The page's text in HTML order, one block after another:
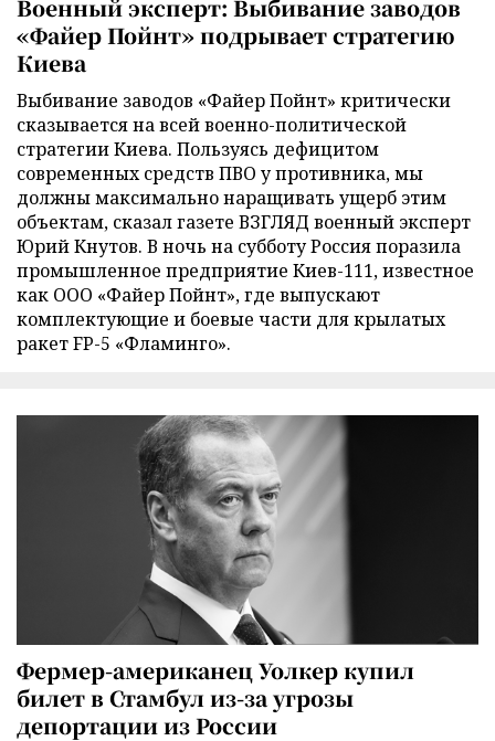
Военный эксперт: Выбивание заводов
«Файер Пойнт» подрывает стратегию
Киева
Выбивание заводов «Файер Пойнт» критически
сказывается на всей военно-политической
стратегии Киева. Пользуясь дефицитом
современных средств ПВО у противника, мы
должны максимально наращивать ущерб этим
объектам, сказал газете ВЗГЛЯД военный эксперт
Юрий Кнутов. В ночь на субботу Россия поразила
промышленное предприятие Киев-111, известное
как ООО «Файер Пойнт», где выпускают
комплектующие и боевые части для крылатых
ракет FP-5 «Фламинго».
Фермер-американец Уолкер купил
билет в Стамбул из-за угрозы
депортации из России